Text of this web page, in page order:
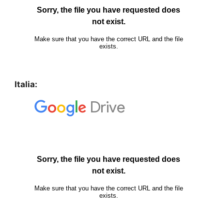
Italia: